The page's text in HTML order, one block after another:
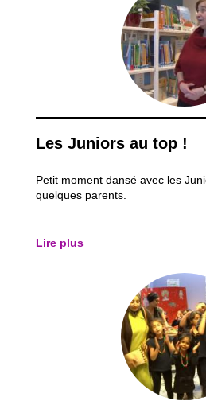
Les Juniors au top !
Petit moment dansé avec les
quelques parents.
Lire plus